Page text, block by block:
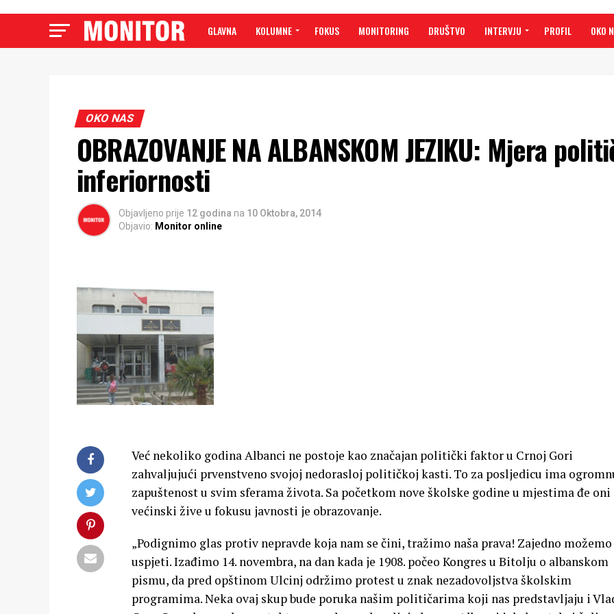
GLAVNA KOLUMNE FOKUS MONITORING DRUŠTVO INTERVJU PROFIL OKO
OKO NAS
OBRAZOVANJE NA ALBANSKOM JEZIKU: Mjera
inferiornosti
Objavljeno prije 12 godina na 10 Oktobra, 2014
Objavio: Monitor online
Već nekoliko godina Albanci ne postoje kao značajan politički faktor u Crnoj Gori
zahvaljujući prvenstveno svojoj nedorasloj političkoj kasti. To za posljedicu ima
zapuštenost u svim sferama života. Sa početkom nove školske godine u mjestima đe oni
većinski žive u fokusu javnosti je obrazovanje.
„Podignimo glas protiv nepravde koja nam se čini, tražimo naša prava! Zajedno možemo
uspjeti. Izađimo 14. novembra, na dan kada je 1908. počeo Kongres u Bitolju o albanskom
pismu, da pred opštinom Ulcinj održimo protest u znak nezadovoljstva školskim
programima. Neka ovaj skup bude poruka našim političarima koji nas predstavljaju i